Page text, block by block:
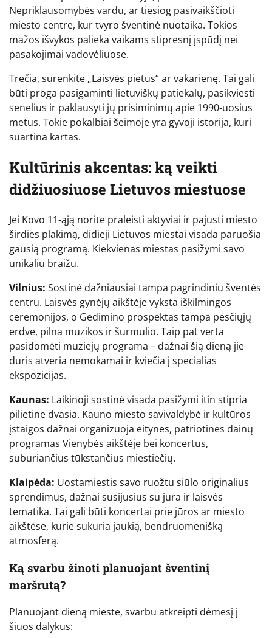
Nepriklausomybės vardu, ar tiesiog pasivaikščioti
miesto centre, kur tvyro šventinė nuotaika. Tokios
mažos išvykos palieka vaikams stipresnį įspūdį nei
pasakojimai vadovėliuose.
Trečia, surenkite „Laisvės pietus“ ar vakarienę. Tai gali
būti proga pasigaminti lietuviškų patiekalų, pasikviesti
senelius ir paklausyti jų prisiminimų apie 1990-uosius
metus. Tokie pokalbiai šeimoje yra gyvoji istorija, kuri
suartina kartas.
Kultūrinis akcentas: ką veikti
didžiuosiuose Lietuvos miestuose
Jei Kovo 11-ąją norite praleisti aktyviai ir pajusti miesto
širdies plakimą, didieji Lietuvos miestai visada paruošia
gausią programą. Kiekvienas miestas pasižymi savo
unikaliu braižu.
Vilnius: Sostinė dažniausiai tampa pagrindiniu šventės
centru. Laisvės gynėjų aikštėje vyksta iškilmingos
ceremonijos, o Gedimino prospektas tampa pėsčiųjų
erdve, pilna muzikos ir šurmulio. Taip pat verta
pasidomėti muziejų programa – dažnai šią dieną jie
duris atveria nemokamai ir kviečia į specialias
ekspozicijas.
Kaunas: Laikinoji sostinė visada pasižymi itin stipria
pilietine dvasia. Kauno miesto savivaldybė ir kultūros
įstaigos dažnai organizuoja eitynes, patriotines dainų
programas Vienybės aikštėje bei koncertus,
suburiančius tūkstančius miestiečių.
Klaipėda: Uostamiestis savo ruožtu siūlo originalius
sprendimus, dažnai susijusius su jūra ir laisvės
tematika. Tai gali būti koncertai prie jūros ar miesto
aikštėse, kurie sukuria jaukią, bendruomenišką
atmosferą.
Ką svarbu žinoti planuojant šventinį
maršrutą?
Planuojant dieną mieste, svarbu atkreipti dėmesį į
šiuos dalykus: